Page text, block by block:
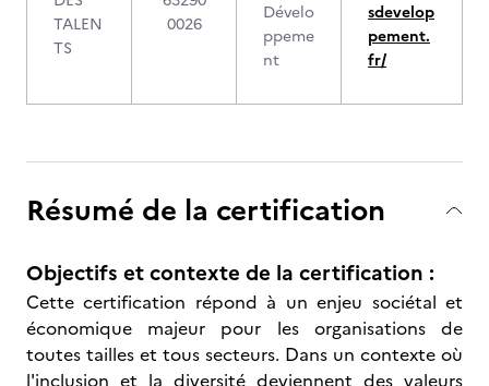
TALEN
TS
0026
Dévelo
ppeme
nt
sdevelop
pement.
fr/
Résumé de la certification
Objectifs et contexte de la certification :
Cette certification répond à un enjeu sociétal et
économique majeur pour les organisations de
toutes tailles et tous secteurs. Dans un contexte où
l'inclusion et la diversité deviennent des valeurs